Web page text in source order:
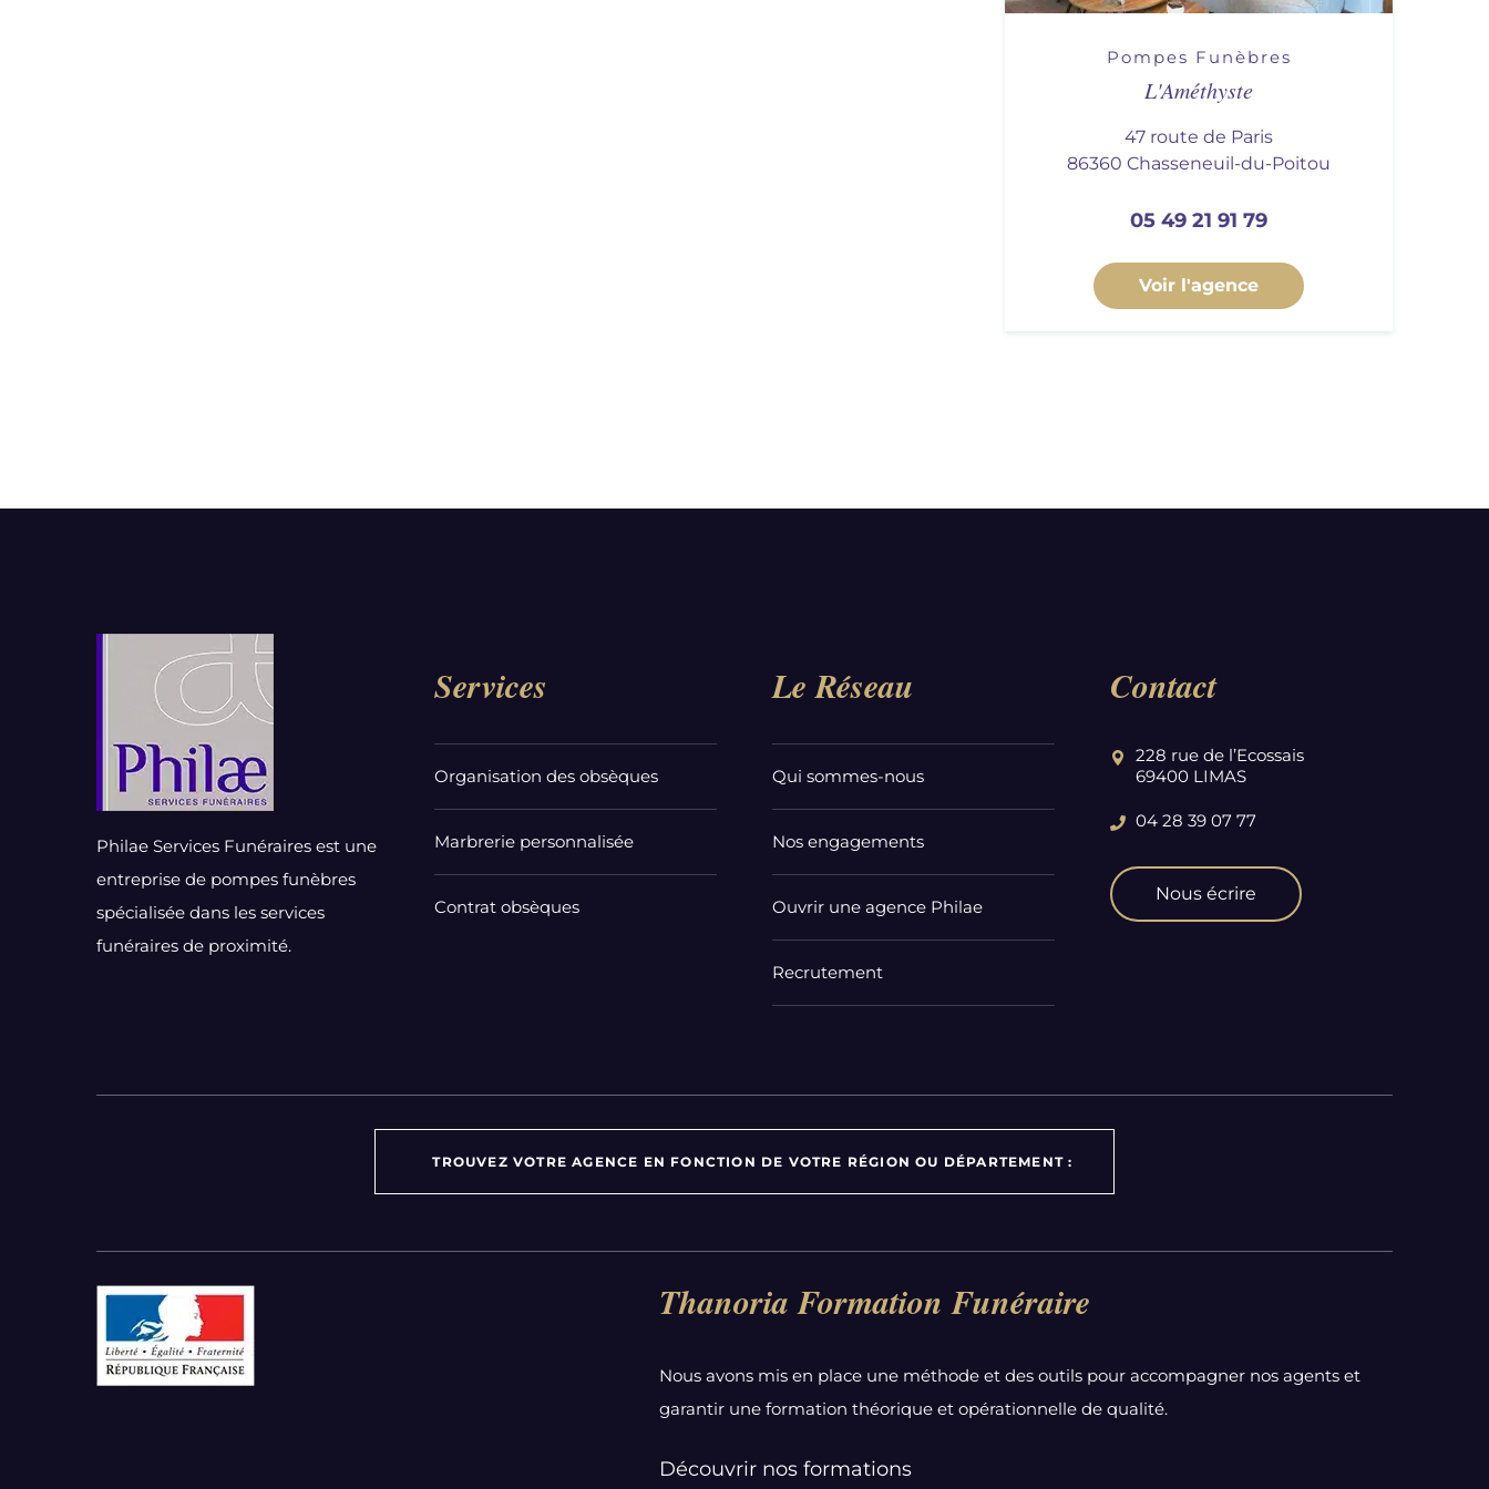
Pompes Funèbres
L'Améthyste
47 route de Paris
86360 Chasseneuil-du-Poitou
05 49 21 91 79
Voir l'agence
Philae Services Funéraires est une
entreprise de pompes funèbres
spécialisée dans les services
funéraires de proximité.
Services
Organisation des obsèques
Marbrerie personnalisée
Contrat obsèques
Le Réseau
Qui sommes-nous
Nos engagements
Ouvrir une agence Philae
Recrutement
Contact
228 rue de l’Ecossais
69400 LIMAS
04 28 39 07 77
Nous écrire
TROUVEZ VOTRE AGENCE EN FONCTION DE VOTRE RÉGION OU DÉPARTEMENT :
Par région :
Auvergne-Rhône-Alpes
Bourgogne-Franche-Comté
Par département :
Côte-d'Or
Thanoria Formation Funéraire
Nous avons mis en place une méthode et des outils pour accompagner nos agents et
garantir une formation théorique et opérationnelle de qualité.
Découvrir nos formations